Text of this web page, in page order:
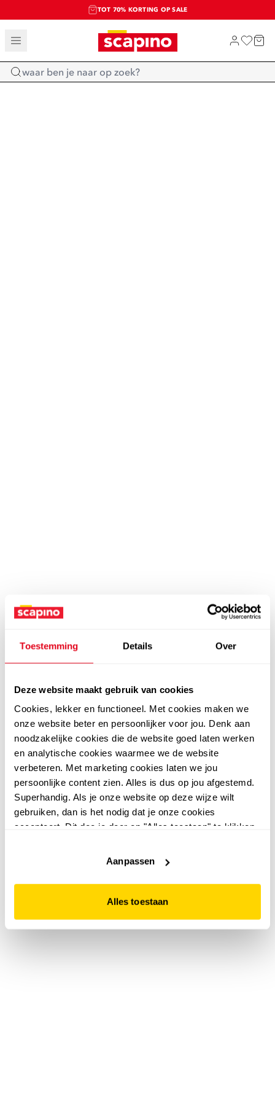
Toestemming Details Over
Deze website maakt gebruik van cookies
Cookies, lekker en functioneel. Met cookies maken we
onze website beter en persoonlijker voor jou. Denk aan
noodzakelijke cookies die de website goed laten werken
en analytische cookies waarmee we de website
verbeteren. Met marketing cookies laten we jou
persoonlijke content zien. Alles is dus op jou afgestemd.
Superhandig. Als je onze website op deze wijze wilt
gebruiken, dan is het nodig dat je onze cookies
accepteert. Dit doe je door op "Alles toestaan" te klikken.
website niet optimaal functioneert.
Aanpassen
Alles toestaan
TOT 70% KORTING OP SALE
SALE: LAATSTE KANS!
SHOP NIEUW
Home